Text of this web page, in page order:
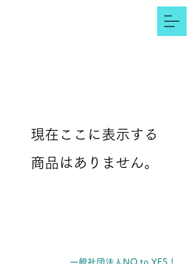
現在ここに表示する
商品はありません。
一般社団法人NO to YES！